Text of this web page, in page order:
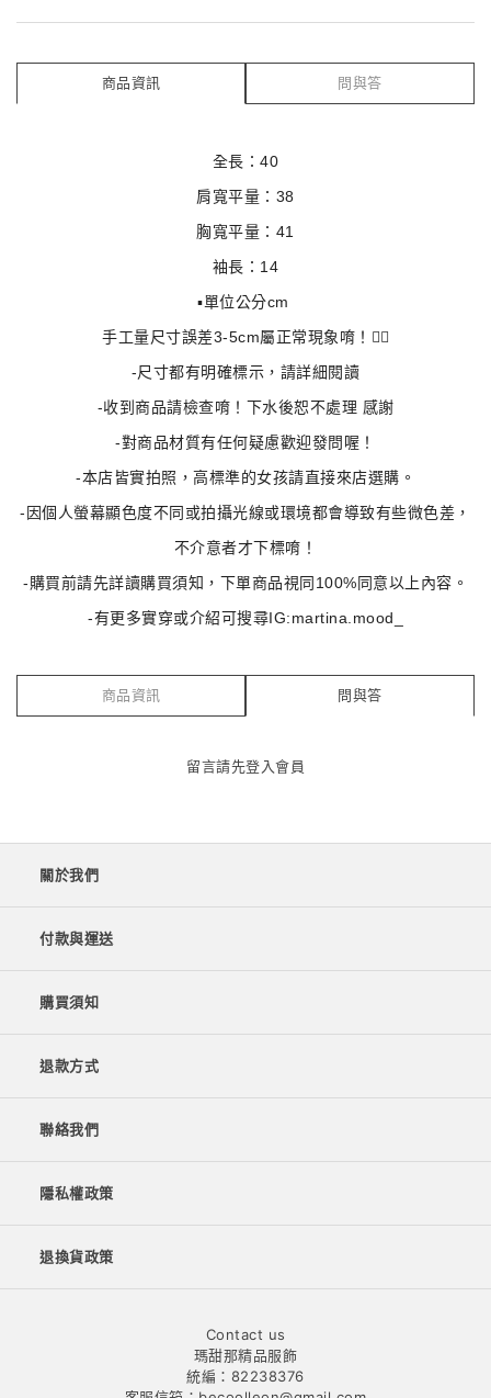
商品資訊 問與答
全長：40
肩寬平量：38
胸寬平量：41
袖長：14
▪️單位公分cm
手工量尺寸誤差3-5cm屬正常現象唷！🙇‍♀️
-尺寸都有明確標示，請詳細閱讀
-收到商品請檢查唷！下水後恕不處理 感謝
-對商品材質有任何疑慮歡迎發問喔！
-本店皆實拍照，高標準的女孩請直接來店選購。
-因個人螢幕顯色度不同或拍攝光線或環境都會導致有些微色差，
不介意者才下標唷！
-購買前請先詳讀購買須知，下單商品視同100%同意以上內容。
-有更多實穿或介紹可搜尋IG:martina.mood_
商品資訊 問與答
留言請先登入會員
關於我們
付款與運送
購買須知
退款方式
聯絡我們
隱私權政策
退換貨政策
Contact us
瑪甜那精品服飾
統編：82238376